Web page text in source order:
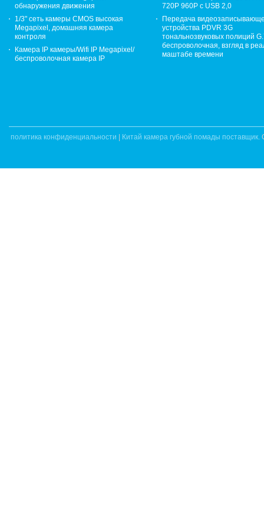
обнаружения движения
1/3" сеть камеры CMOS высокая
Megapixel, домашняя камера
контроля
Камера IP камеры/Wifi IP Megapixel/
беспроволочная камера IP
720P 960P с USB 2,0
Передача
устройства PDVR 3G
тональнозвуковых полиций
беспроволочная, взгляд в
маштабе времени
политика конфиденциальности Китай камера губной помады поставщик.